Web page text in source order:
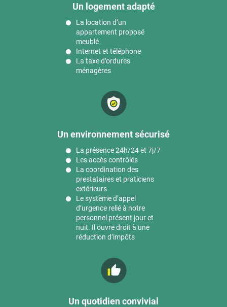
Un logement adapté
La location d’un
appartement proposé
meublé
Internet et téléphone
La taxe d’ordures
ménagères
Un environnement sécurisé
La présence 24h/24 et 7j/7
Les accès contrôlés
La coordination des
prestataires et praticiens
extérieurs
Le système d’appel
d’urgence relié à notre
personnel présent jour et
nuit. Il ouvre droit à une
réduction d’impôts
Un quotidien convivial